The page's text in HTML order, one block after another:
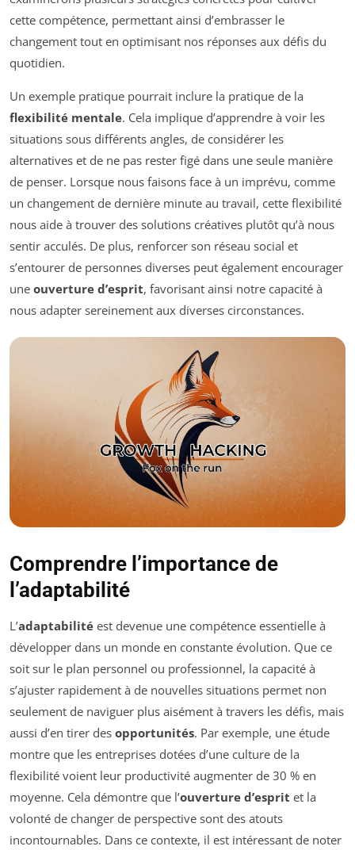
cette compétence, permettant ainsi d’embrasser le
changement tout en optimisant nos réponses aux défis du
quotidien.
Un exemple pratique pourrait inclure la pratique de la
flexibilité mentale. Cela implique d’apprendre à voir les
situations sous différents angles, de considérer les
alternatives et de ne pas rester figé dans une seule manière
de penser. Lorsque nous faisons face à un imprévu, comme
un changement de dernière minute au travail, cette flexibilité
nous aide à trouver des solutions créatives plutôt qu’à nous
sentir acculés. De plus, renforcer son réseau social et
s’entourer de personnes diverses peut également encourager
une ouverture d’esprit, favorisant ainsi notre capacité à
nous adapter sereinement aux diverses circonstances.
Comprendre l’importance de
l’adaptabilité
L’adaptabilité est devenue une compétence essentielle à
développer dans un monde en constante évolution. Que ce
soit sur le plan personnel ou professionnel, la capacité à
s’ajuster rapidement à de nouvelles situations permet non
seulement de naviguer plus aisément à travers les défis, mais
aussi d’en tirer des opportunités. Par exemple, une étude
montre que les entreprises dotées d’une culture de la
flexibilité voient leur productivité augmenter de 30 % en
moyenne. Cela démontre que l’ouverture d’esprit et la
volonté de changer de perspective sont des atouts
incontournables. Dans ce contexte, il est intéressant de noter